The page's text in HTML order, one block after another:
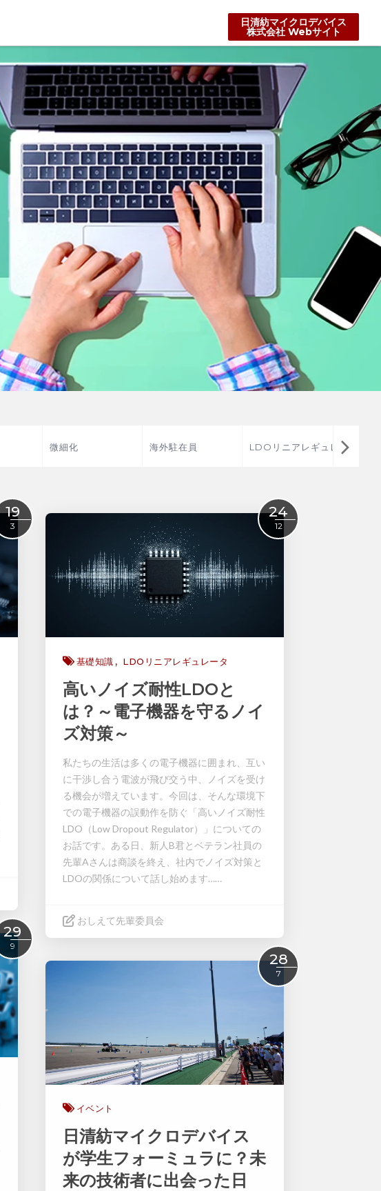
日清紡マイクロデバイス
株式会社 Webサイト
微細化 海外駐在員 LDOリニアレギュレ
19
3
24
12
基礎知識 LDOリニアレギュレータ
高いノイズ耐性LDOと
は？～電子機器を守るノイ
ズ対策～
私たちの生活は多くの電子機器に囲まれ、互い
に干渉し合う電波が飛び交う中、ノイズを受け
る機会が増えています。今回は、そんな環境下
での電子機器の誤動作を防ぐ「高いノイズ耐性
LDO（Low Dropout Regulator）」についての
お話です。ある日、新人B君とベテラン社員の
先輩Aさんは商談を終え、社内でノイズ対策と
LDOの関係について話し始めます……
おしえて先輩委員会
29
9
28
7
イベント
日清紡マイクロデバイス
が学生フォーミュラに？未
来の技術者に出会った日